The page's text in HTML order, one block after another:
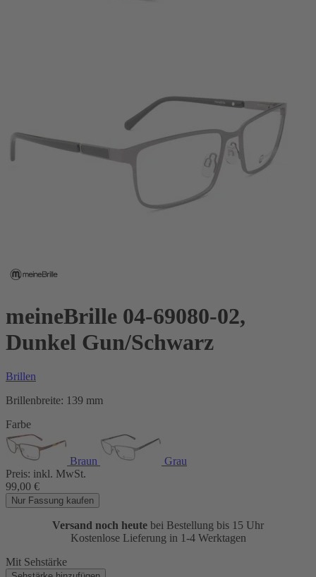
meineBrille 04-69080-02,
Dunkel Gun/Schwarz
Brillen
Brillenbreite: 139 mm
Farbe
Braun
Grau
Preis: inkl. MwSt.
99,00 €
Nur Fassung kaufen
Versand noch heute bei Bestellung bis 15 Uhr
Kostenlose Lieferung in 1-4 Werktagen
Mit Sehstärke